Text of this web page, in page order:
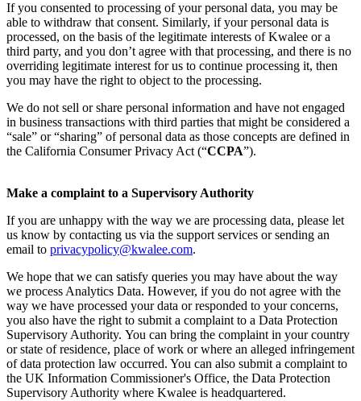
If you consented to processing of your personal data, you may be
able to withdraw that consent. Similarly, if your personal data is
processed, on the basis of the legitimate interests of Kwalee or a
third party, and you don’t agree with that processing, and there is no
overriding legitimate interest for us to continue processing it, then
you may have the right to object to the processing.
We do not sell or share personal information and have not engaged
in business transactions with third parties that might be considered a
“sale” or “sharing” of personal data as those concepts are defined in
the California Consumer Privacy Act (“CCPA”).
Make a complaint to a Supervisory Authority
If you are unhappy with the way we are processing data, please let
us know by contacting us via the support services or sending an
email to privacypolicy@kwalee.com.
We hope that we can satisfy queries you may have about the way
we process Analytics Data. However, if you do not agree with the
way we have processed your data or responded to your concerns,
you also have the right to submit a complaint to a Data Protection
Supervisory Authority. You can bring the complaint in your country
or state of residence, place of work or where an alleged infringement
of data protection law occurred. You can also submit a complaint to
the UK Information Commissioner's Office, the Data Protection
Supervisory Authority where Kwalee is headquartered.